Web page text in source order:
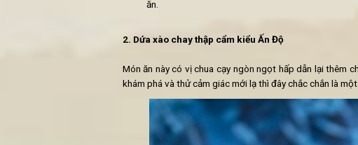
Cách làm:
Sơ chế:
Cho đậu xanh vào ninh trong nước
Thái nhỏ các loại rau củ ra thành
Chế biến: